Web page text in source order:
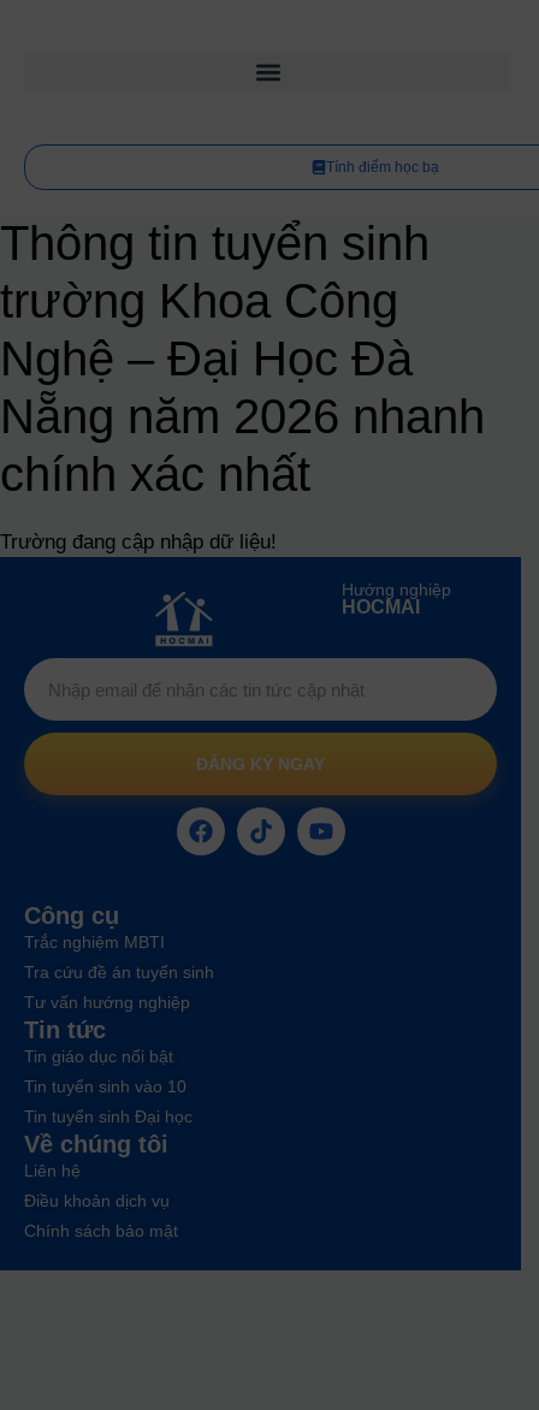
Tính điểm học bạ
Thông tin tuyển sinh
trường Khoa Công
Nghệ – Đại Học Đà
Nẵng năm 2026 nhanh
chính xác nhất
Trường đang cập nhập dữ liệu!
Hướng nghiệp
HOCMAI
ĐĂNG KÝ NGAY
Công cụ
Trắc nghiệm MBTI
Tra cứu đề án tuyển sinh
Tư vấn hướng nghiệp
Tin tức
Tin giáo dục nổi bật
Tin tuyển sinh vào 10
Tin tuyển sinh Đại học
Về chúng tôi
Liên hệ
Điều khoản dịch vụ
Chính sách bảo mật